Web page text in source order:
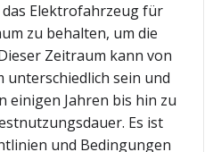
Elektrofahrzeug für
zu behalten, um die
Zeitraum kann von
unterschiedlich sein und
einigen Jahren bis hin zu
Es ist
und Bedingungen